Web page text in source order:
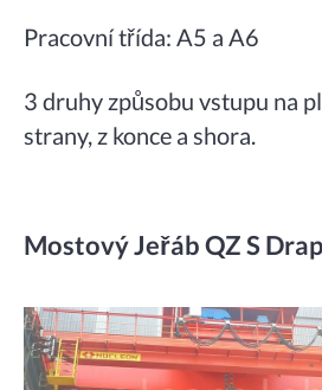
Pracovní třída: A5 a A6
3 druhy způsobu vstupu na
strany, z konce a shora.
Mostový Jeřáb QZ S